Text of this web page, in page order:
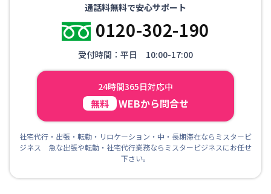
通話料無料で安心サポート
0120-302-190
受付時間：平日 10:00-17:00
24時間365日対応中
無料 WEBから問合せ
社宅代行・出張・転勤・リロケーション・中・長期滞在ならミスタービ
ジネス 急な出張や転勤・社宅代行業務ならミスタービジネスにお任せ
下さい。